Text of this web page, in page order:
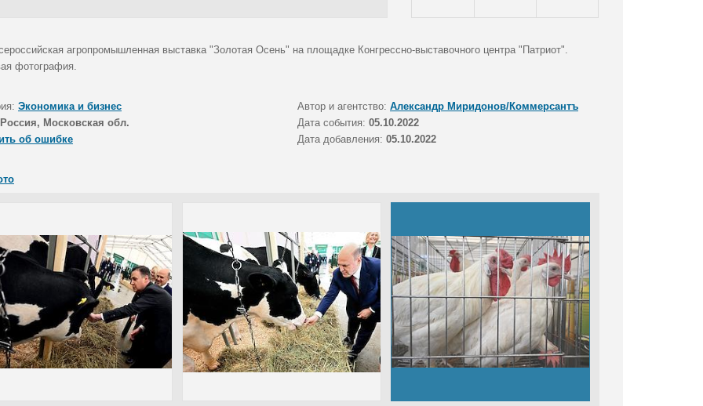
агропромышленная выставка "Золотая Осень" на площадке Конгрессно-выставочного центра "Патриот".
фотография.
Экономика и бизнес Автор и агентство: Александр Миридонов/Коммерсантъ
Россия, Московская обл. Дата события: 05.10.2022
об ошибке
Дата добавления: 05.10.2022